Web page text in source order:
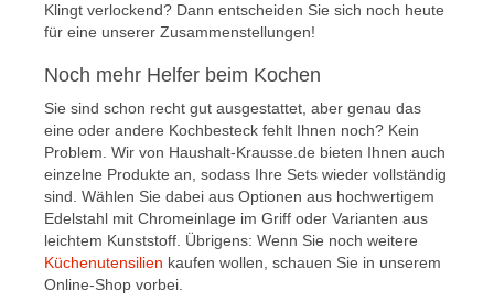
Klingt verlockend? Dann entscheiden Sie sich noch heute
für eine unserer Zusammenstellungen!
Noch mehr Helfer beim Kochen
Sie sind schon recht gut ausgestattet, aber genau das
eine oder andere Kochbesteck fehlt Ihnen noch? Kein
Problem. Wir von Haushalt-Krausse.de bieten Ihnen auch
einzelne Produkte an, sodass Ihre Sets wieder vollständig
sind. Wählen Sie dabei aus Optionen aus hochwertigem
Edelstahl mit Chromeinlage im Griff oder Varianten aus
leichtem Kunststoff. Übrigens: Wenn Sie noch weitere
Küchenutensilien kaufen wollen, schauen Sie in unserem
Online-Shop vorbei.